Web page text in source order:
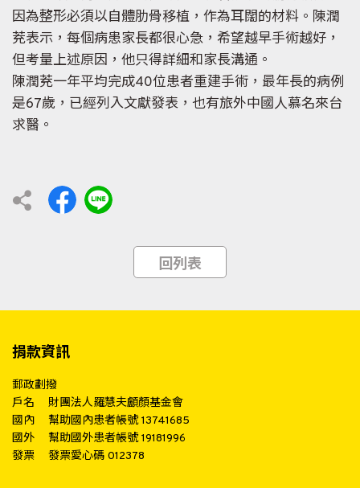
因為整形必須以自體肋骨移植，作為耳闊的材料。陳潤
茺表示，每個病患家長都很心急，希望越早手術越好，
但考量上述原因，他只得詳細和家長溝通。
陳潤茺一年平均完成40位患者重建手術，最年長的病例
是67歲，已經列入文獻發表，也有旅外中國人慕名來台
求醫。
回列表
捐款資訊
郵政劃撥
戶名
財團法人羅慧夫顱顏基金會
國內
幫助國內患者帳號 13741685
國外
幫助國外患者帳號 19181996
發票
發票愛心碼 012378